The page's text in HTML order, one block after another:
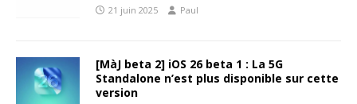
21 juin 2025 Paul
[MàJ beta 2] iOS 26 beta 1 : La 5G
Standalone n’est plus disponible sur cette
version